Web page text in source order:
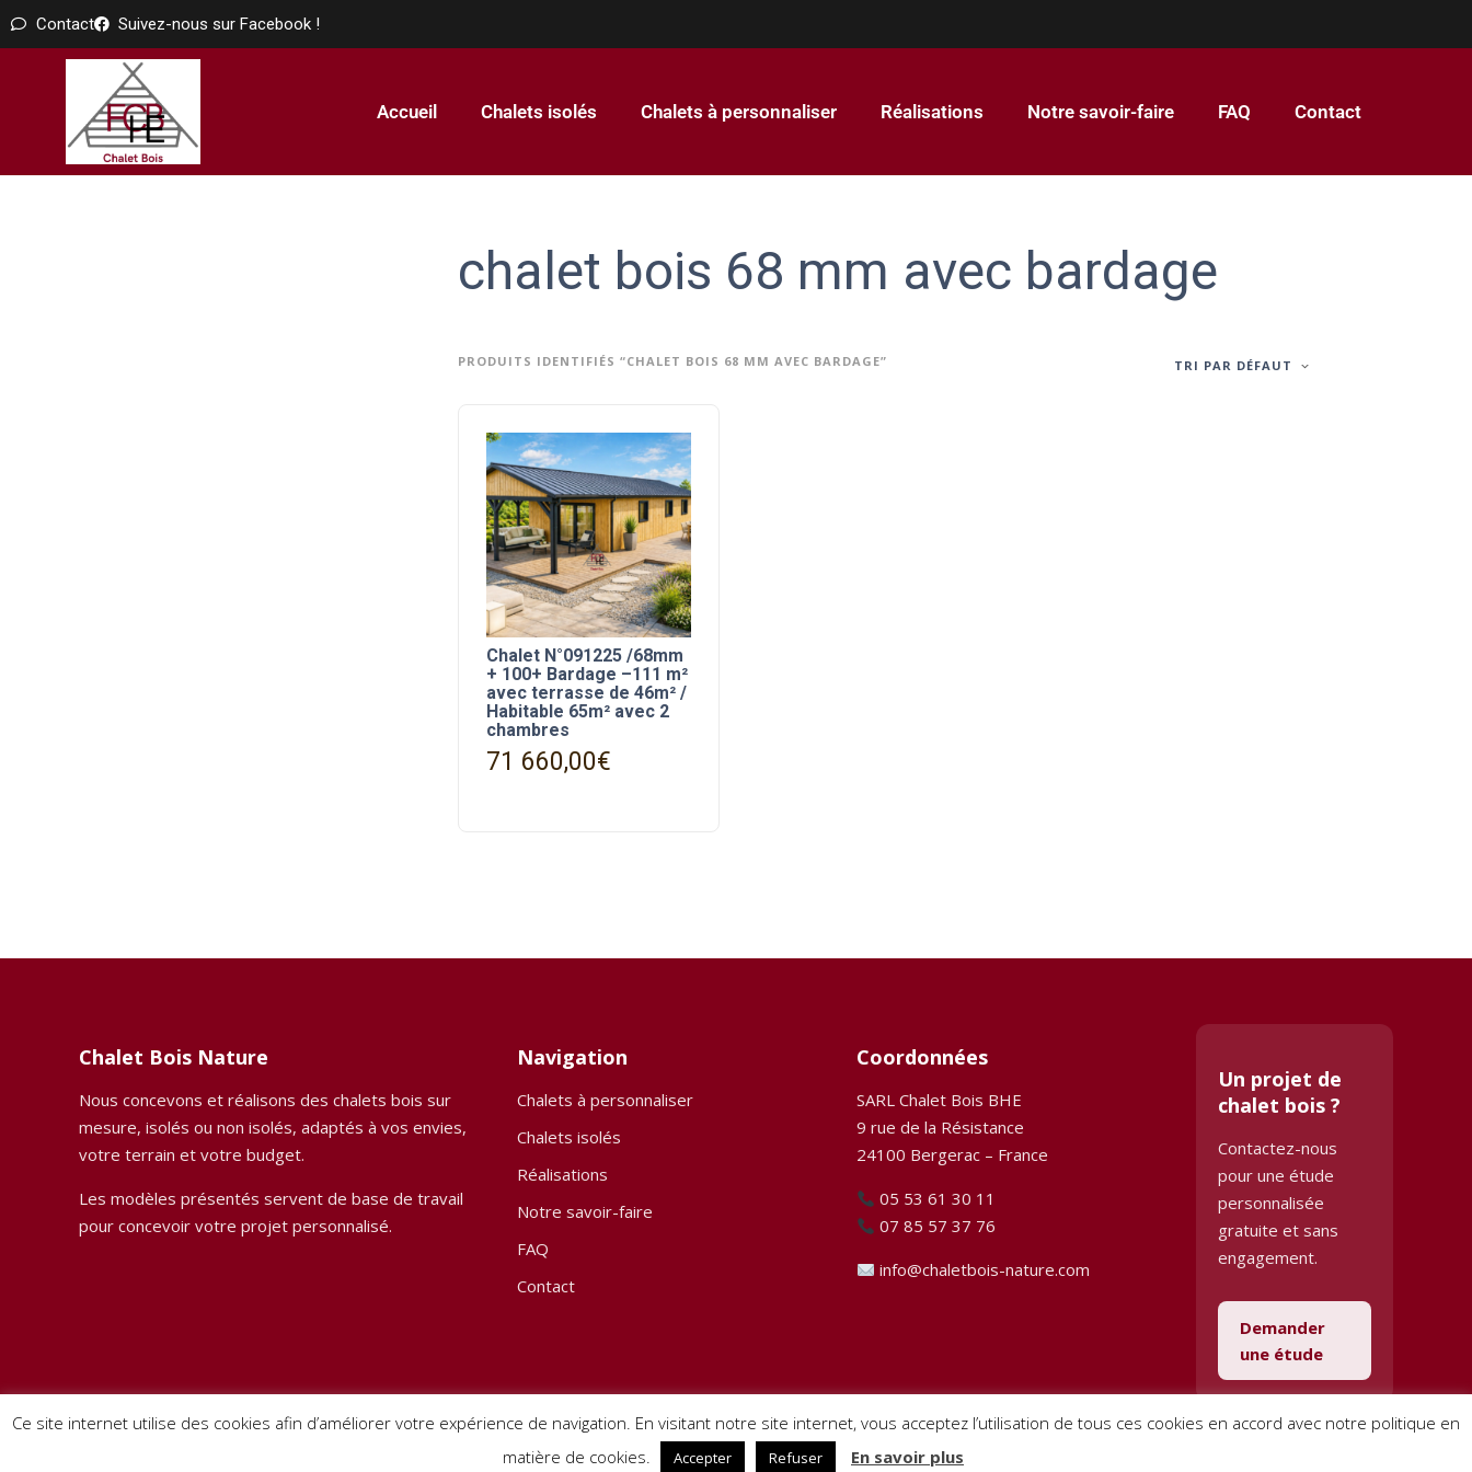
Contact Suivez-nous sur Facebook !
Accueil Chalets isolés Chalets à personnaliser Réalisations Notre savoir-faire FAQ Contact
chalet bois 68 mm avec bardage
PRODUITS IDENTIFIÉS “CHALET BOIS 68 MM AVEC BARDAGE” TRI PAR DÉFAUT
Chalet N°091225 /68mm
+ 100+ Bardage –111 m²
avec terrasse de 46m² /
Habitable 65m² avec 2
chambres
71 660,00€
Chalet Bois Nature
Nous concevons et réalisons des chalets bois sur
mesure, isolés ou non isolés, adaptés à vos envies,
votre terrain et votre budget.
Les modèles présentés servent de base de travail
pour concevoir votre projet personnalisé.
Navigation
Chalets à personnaliser
Chalets isolés
Réalisations
Notre savoir-faire
FAQ
Contact
Coordonnées
SARL Chalet Bois BHE
9 rue de la Résistance
24100 Bergerac – France
05 53 61 30 11
07 85 57 37 76
info@chaletbois-nature.com
Un projet de
chalet bois ?
Contactez-nous
pour une étude
personnalisée
gratuite et sans
engagement.
Demander
une étude
© 2024 Chalet Bois BHE. Tous droits réservés. Site créé parPignon sur Net– Mentions légales–
Ce site internet utilise des cookies afin d’améliorer votre expérience de navigation. En visitant notre site internet, vous acceptez l’utilisation de tous ces cookies en accord avec notre politique en
matière de cookies.
Accepter Refuser En savoir plus